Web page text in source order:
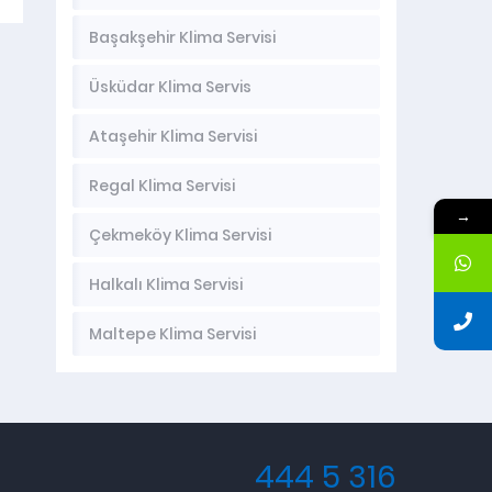
Başakşehir Klima Servisi
Üsküdar Klima Servis
Ataşehir Klima Servisi
Regal Klima Servisi
Çekmeköy Klima Servisi
Halkalı Klima Servisi
Maltepe Klima Servisi
444 5 316
→